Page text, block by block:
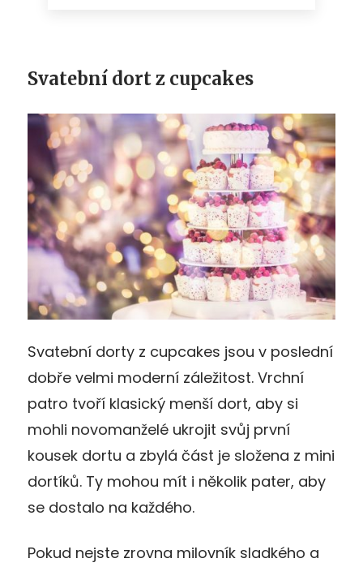
Svatební dort z cupcakes
Svatební dorty z cupcakes jsou v poslední
dobře velmi moderní záležitost. Vrchní
patro tvoří klasický menší dort, aby si
mohli novomanželé ukrojit svůj první
kousek dortu a zbylá část je složena z mini
dortíků. Ty mohou mít i několik pater, aby
se dostalo na každého.
Pokud nejste zrovna milovník sladkého a